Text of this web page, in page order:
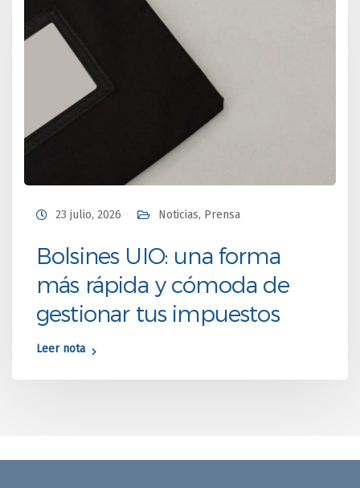
23 julio, 2026 Noticias, Prensa
Bolsines UIO: una forma
más rápida y cómoda de
gestionar tus impuestos
Leer nota